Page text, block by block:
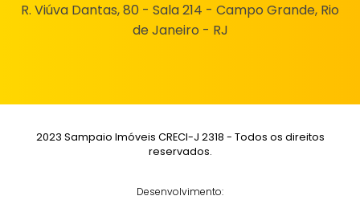
R. Viúva Dantas, 80 - Sala 214 - Campo Grande, Rio
de Janeiro - RJ
2023 Sampaio Imóveis CRECI-J 2318 - Todos os direitos
reservados.
Desenvolvimento: